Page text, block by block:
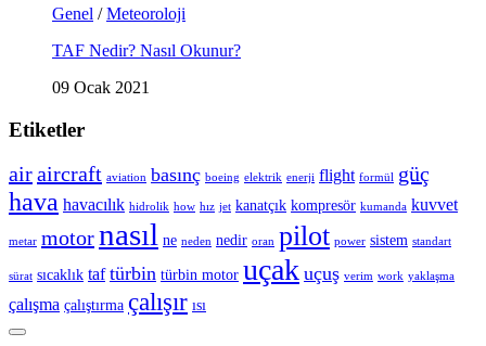
Genel /Meteoroloji
TAF Nedir? Nasıl Okunur?
09 Ocak 2021
Etiketler
airaircraft aviation basınç boeing elektrik enerji flight formül güç
hava havacılık hidrolik how hız jet kanatçık kompresör kumanda kuvvet
metar motornasıl ne neden nedir oran pilot power sistem standart
sürat sıcaklık taf türbin türbin motor uçak uçuş verim work yaklaşma
çalışma çalıştırma çalışır ısı